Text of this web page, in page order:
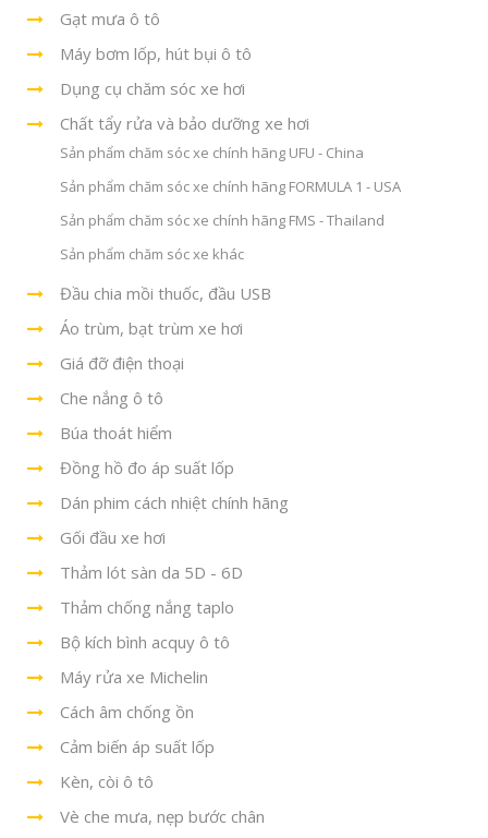
Gạt mưa ô tô
Máy bơm lốp, hút bụi ô tô
Dụng cụ chăm sóc xe hơi
Chất tẩy rửa và bảo dưỡng xe hơi
Sản phẩm chăm sóc xe chính hãng UFU - China
Sản phẩm chăm sóc xe chính hãng FORMULA 1 - USA
Sản phẩm chăm sóc xe chính hãng FMS - Thailand
Sản phẩm chăm sóc xe khác
Đầu chia mồi thuốc, đầu USB
Áo trùm, bạt trùm xe hơi
Giá đỡ điện thoại
Che nắng ô tô
Búa thoát hiểm
Đồng hồ đo áp suất lốp
Dán phim cách nhiệt chính hãng
Gối đầu xe hơi
Thảm lót sàn da 5D - 6D
Thảm chống nắng taplo
Bộ kích bình acquy ô tô
Máy rửa xe Michelin
Cách âm chống ồn
Cảm biến áp suất lốp
Kèn, còi ô tô
Vè che mưa, nẹp bước chân